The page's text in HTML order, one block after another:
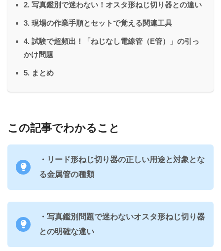
2. 写真鑑別で迷わない！オスタ形ねじ切り器との違い
3. 現場の作業手順とセットで覚える関連工具
4. 試験で超頻出！「ねじなし電線管（E管）」の引っ
かけ問題
5. まとめ
この記事でわかること
・リード形ねじ切り器の正しい用途と対象とな
る金属管の種類
・写真鑑別問題で迷わないオスタ形ねじ切り器
との明確な違い